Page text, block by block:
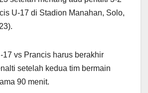
U-17 di Stadion Manahan, Solo,
17 vs Prancis harus berakhir
setelah kedua tim bermain
90 menit.